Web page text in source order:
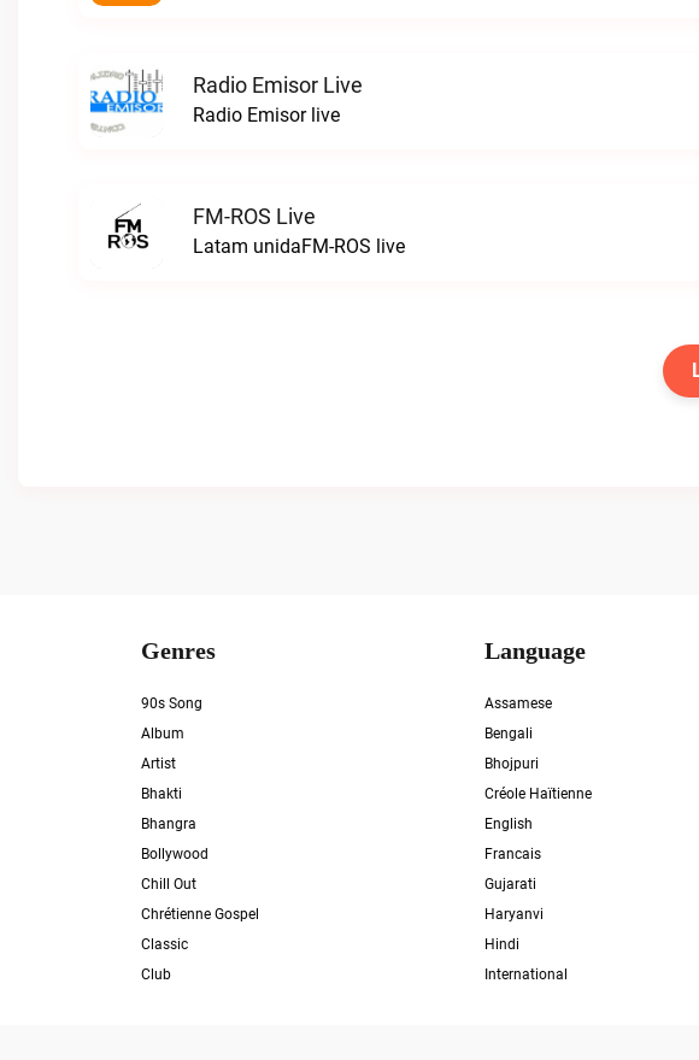
Radio Emisor Live
Radio Emisor live
FM-ROS Live
Latam unidaFM-ROS live
Genres
90s Song
Album
Artist
Bhakti
Bhangra
Bollywood
Chill Out
Chrétienne Gospel
Classic
Club
Language
Assamese
Bengali
Bhojpuri
Créole Haïtienne
English
Francais
Gujarati
Haryanvi
Hindi
International